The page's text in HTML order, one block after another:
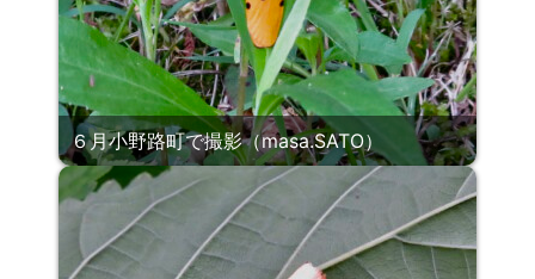
６月小野路町で撮影（masa.SATO）